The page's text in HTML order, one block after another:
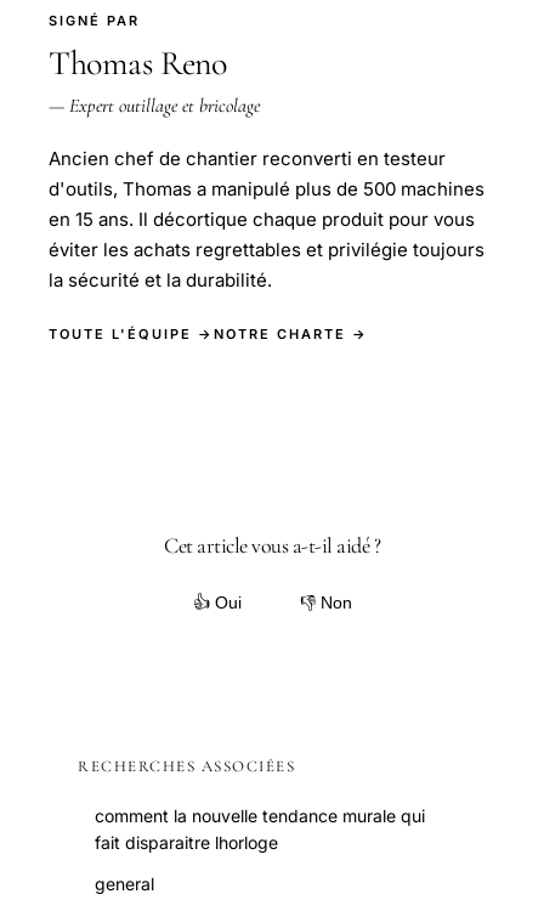
SIGNÉ PAR
Thomas Reno
— Expert outillage et bricolage
Ancien chef de chantier reconverti en testeur
d'outils, Thomas a manipulé plus de 500 machines
en 15 ans. Il décortique chaque produit pour vous
éviter les achats regrettables et privilégie toujours
la sécurité et la durabilité.
TOUTE L'ÉQUIPE → NOTRE CHARTE →
Cet article vous a-t-il aidé ?
👍 Oui 👎 Non
RECHERCHES ASSOCIÉES
comment la nouvelle tendance murale qui
fait disparaitre lhorloge
general